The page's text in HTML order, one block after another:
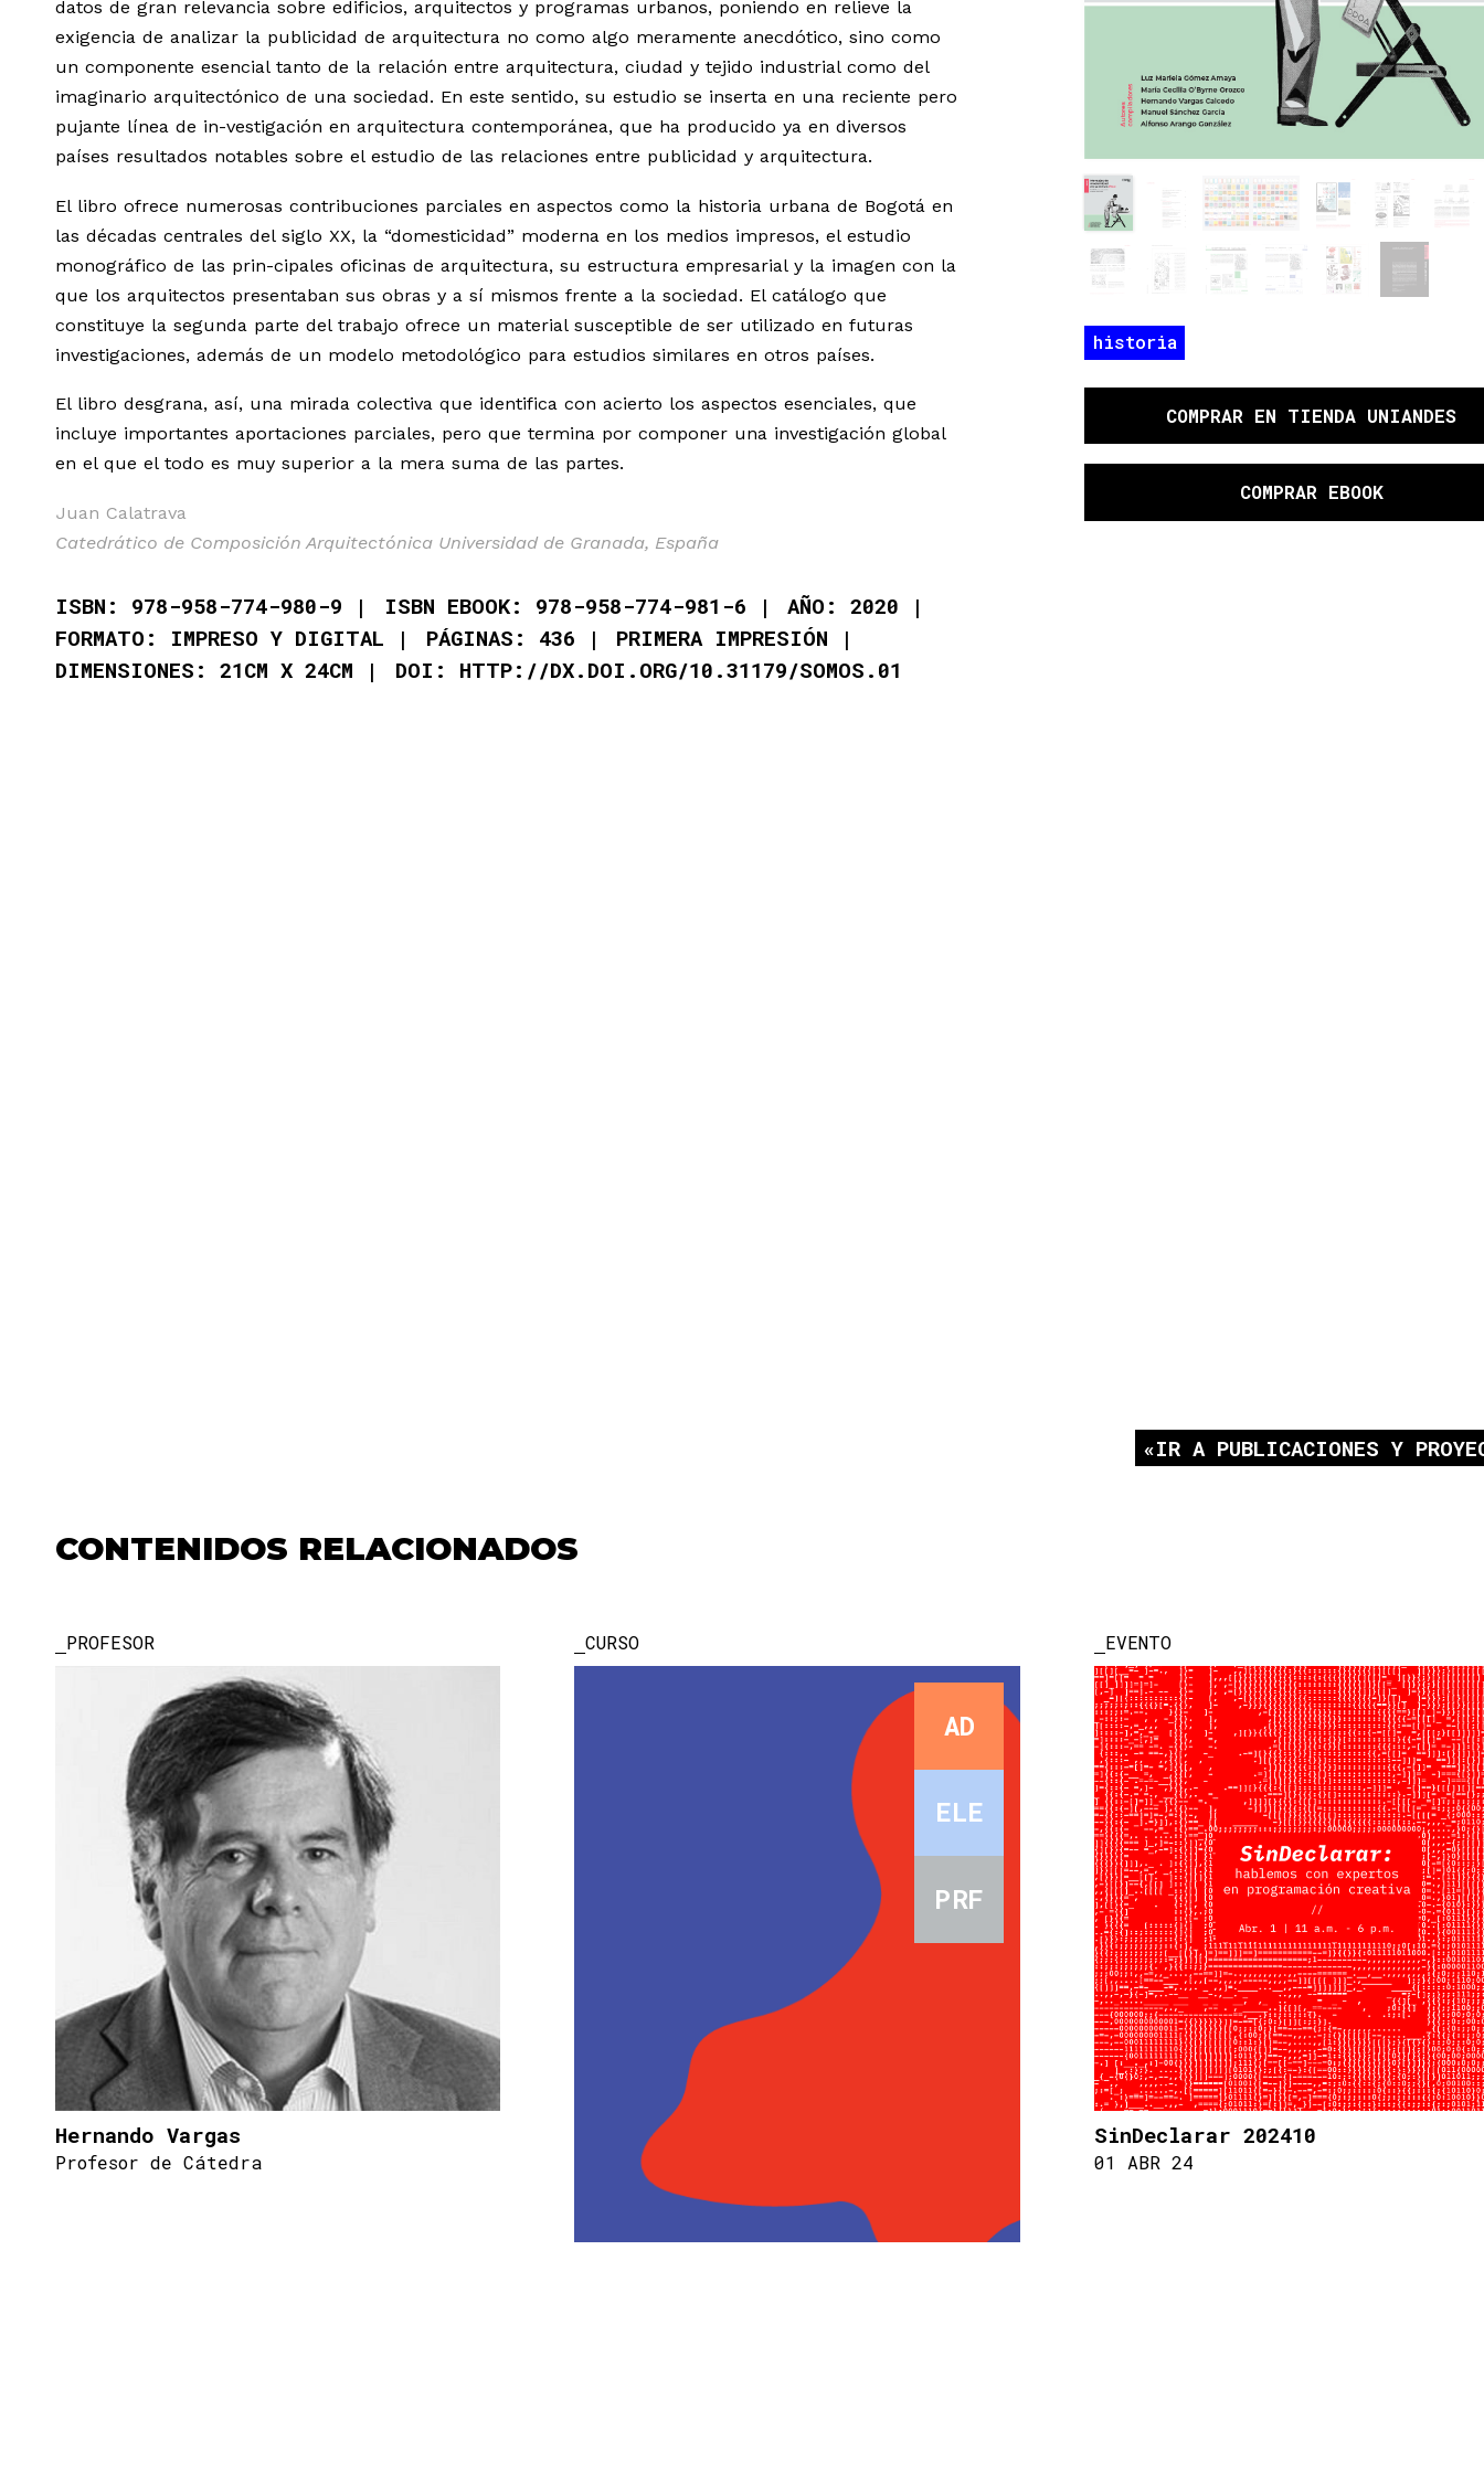
historia
COMPRAR EN TIENDA UNIANDES
COMPRAR EBOOK
datos de gran relevancia sobre edificios, arquitectos y programas urbanos, poniendo en relieve la
exigencia de analizar la publicidad de arquitectura no como algo meramente anecdótico, sino como
un componente esencial tanto de la relación entre arquitectura, ciudad y tejido industrial como del
imaginario arquitectónico de una sociedad. En este sentido, su estudio se inserta en una reciente pero
pujante línea de in-vestigación en arquitectura contemporánea, que ha producido ya en diversos
países resultados notables sobre el estudio de las relaciones entre publicidad y arquitectura.
El libro ofrece numerosas contribuciones parciales en aspectos como la historia urbana de Bogotá en
las décadas centrales del siglo XX, la “domesticidad” moderna en los medios impresos, el estudio
monográfico de las prin-cipales oficinas de arquitectura, su estructura empresarial y la imagen con la
que los arquitectos presentaban sus obras y a sí mismos frente a la sociedad. El catálogo que
constituye la segunda parte del trabajo ofrece un material susceptible de ser utilizado en futuras
investigaciones, además de un modelo metodológico para estudios similares en otros países.
El libro desgrana, así, una mirada colectiva que identifica con acierto los aspectos esenciales, que
incluye importantes aportaciones parciales, pero que termina por componer una investigación global
en el que el todo es muy superior a la mera suma de las partes.
Juan Calatrava
Catedrático de Composición Arquitectónica Universidad de Granada, España
ISBN: 978-958-774-980-9 ISBN EBOOK: 978-958-774-981-6
AÑO: 2020
FORMATO: IMPRESO Y DIGITAL
PÁGINAS: 436
PRIMERA IMPRESIÓN
DIMENSIONES: 21CM X 24CM
DOI: HTTP://DX.DOI.ORG/10.31179/SOMOS.01
IR A PUBLICACIONES Y
CONTENIDOS RELACIONADOS
PROFESOR
Hernando Vargas
Profesor de Cátedra
CURSO
AD
ELE
PRF
EVENTO
SinDeclarar 202410
01 ABR 24